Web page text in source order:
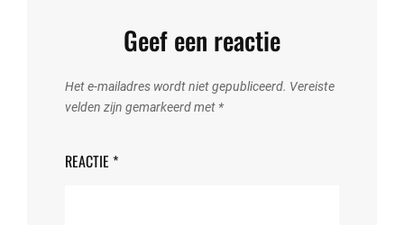
Geef een reactie
Het e-mailadres wordt niet gepubliceerd. Vereiste
velden zijn gemarkeerd met *
REACTIE *